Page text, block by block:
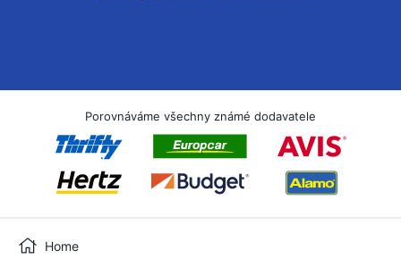
Porovnáváme všechny známé dodavatele
Home